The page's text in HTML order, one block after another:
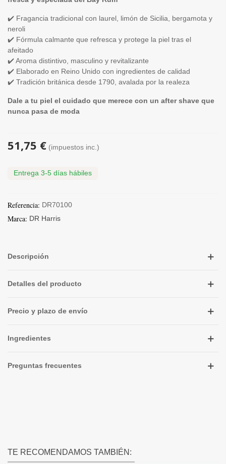
✔️ Fragancia tradicional con laurel, limón de Sicilia, bergamota y
neroli
✔️ Fórmula calmante que refresca y protege la piel tras el
afeitado
✔️ Aroma distintivo, masculino y revitalizante
✔️ Elaborado en Reino Unido con ingredientes de calidad
✔️ Tradición británica desde 1790, avalada por la realeza
Dale a tu piel el cuidado que merece con un after shave que
nunca pasa de moda
51,75 € (impuestos inc.)
Entrega 3-5 días hábiles
Referencia: DR70100
Marca: DR Harris
Descripción
Detalles del producto
Precio y plazo de envío
Ingredientes
Preguntas frecuentes
TE RECOMENDAMOS TAMBIÉN: